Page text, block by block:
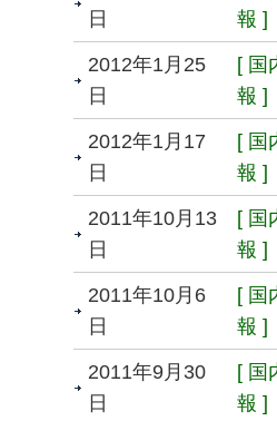
日
報 ]
2012年1月25
日
[ 国
報 ]
2012年1月17
日
[ 国
報 ]
2011年10月13
日
[ 国
報 ]
2011年10月6
日
[ 国
報 ]
2011年9月30
日
[ 国
報 ]